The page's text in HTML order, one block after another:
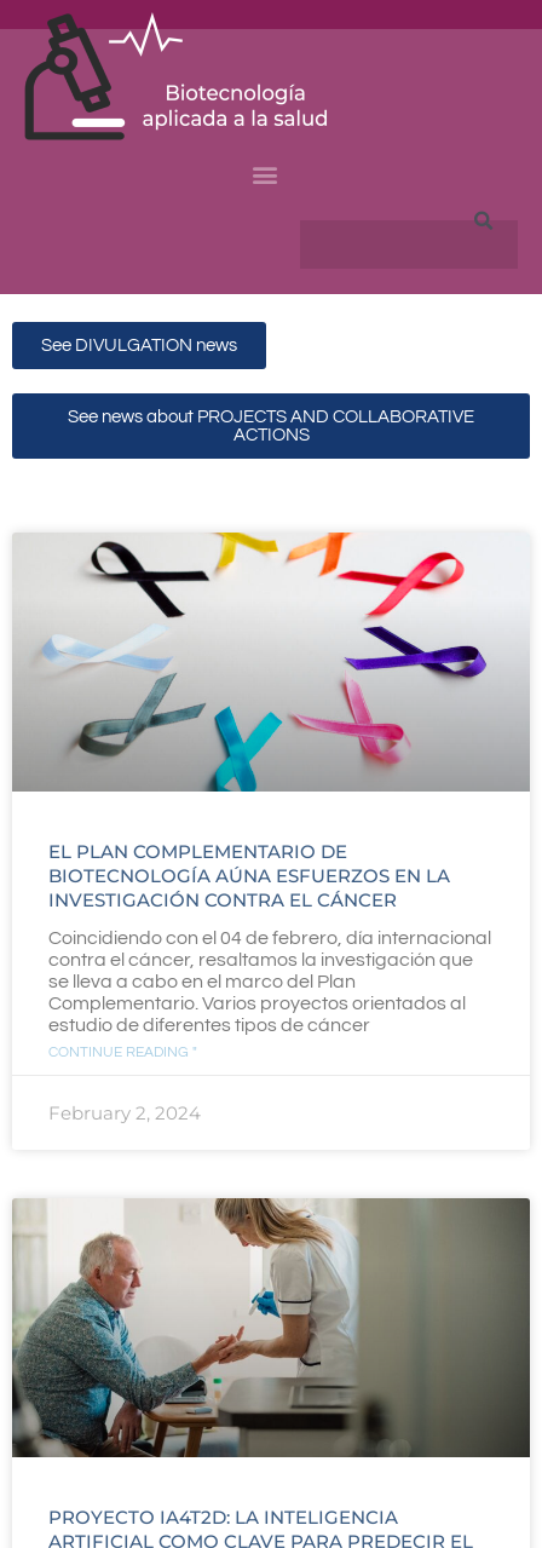
content
Search
See DIVULGATION news
See news about PROJECTS AND COLLABORATIVE
ACTIONS
EL PLAN COMPLEMENTARIO DE
BIOTECNOLOGÍA AÚNA ESFUERZOS EN LA
INVESTIGACIÓN CONTRA EL CÁNCER
Coincidiendo con el 04 de febrero, día internacional
contra el cáncer, resaltamos la investigación que
se lleva a cabo en el marco del Plan
Complementario. Varios proyectos orientados al
estudio de diferentes tipos de cáncer
CONTINUE READING "
February 2, 2024
PROYECTO IA4T2D: LA INTELIGENCIA
ARTIFICIAL COMO CLAVE PARA PREDECIR EL
P
P
P
P
P
a
e